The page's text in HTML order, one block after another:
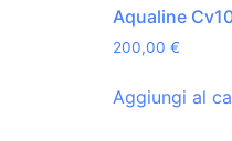
Aqualine
200,00 €
Aggiungi al